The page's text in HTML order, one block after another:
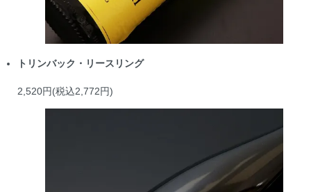
トリンバック・リースリング
2,520円(税込2,772円)